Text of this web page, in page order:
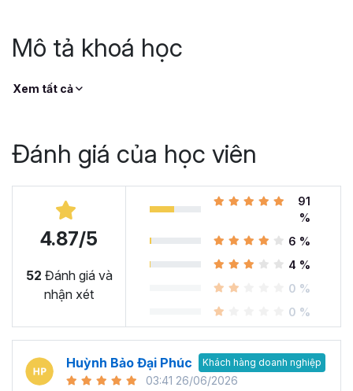
Mô tả khoá học
Xem tất cả
Đánh giá của học viên
4.87/5
52 Đánh giá và
nhận xét
91
%
6 %
4 %
0 %
0 %
Huỳnh Bảo Đại Phúc Khách hàng doanh nghiệp
03:41 26/06/2026